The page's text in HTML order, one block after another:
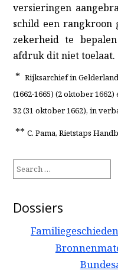
versieringen
schild een rangkroon
zekerheid te
afdruk dit niet toelaat.
* Rijksarchief in
(1662-1665) (2 oktober
32 (31 oktober 1662), in
** C. Pama, Rietstaps
for:
Dossiers